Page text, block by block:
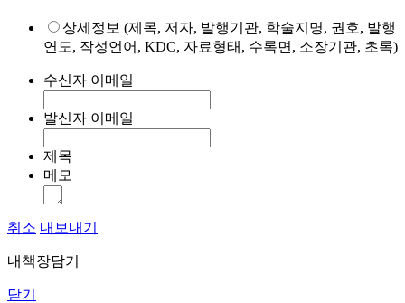
상세정보 (제목, 저자, 발행기관, 학술지명, 권호, 발행
연도, 작성언어, KDC, 자료형태, 수록면, 소장기관, 초록)
수신자 이메일
발신자 이메일
제목
메모
취소 내보내기
내책장담기
닫기